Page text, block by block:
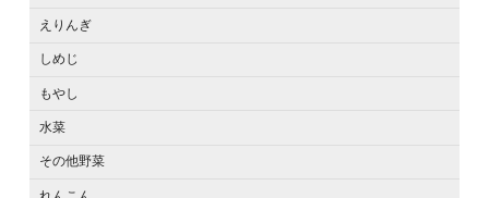
えりんぎ
しめじ
もやし
水菜
その他野菜